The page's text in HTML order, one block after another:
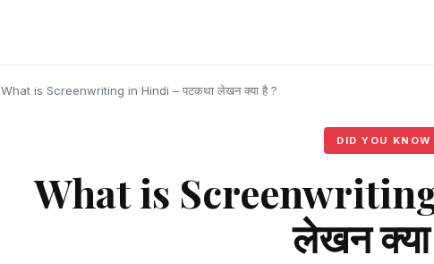
What is Screenwriting in Hindi – पटकथा लेखन क्या है ?
DID YOU KNOW
What is
लेखन